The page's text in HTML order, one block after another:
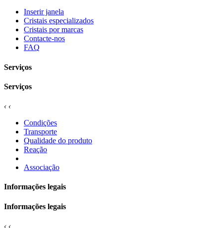
Inserir janela
Cristais especializados
Cristais por marcas
Contacte-nos
FAQ
Serviços
Serviços
‹ ‹
Condições
Transporte
Qualidade do produto
Reação
Associação
Informações legais
Informações legais
‹ ‹